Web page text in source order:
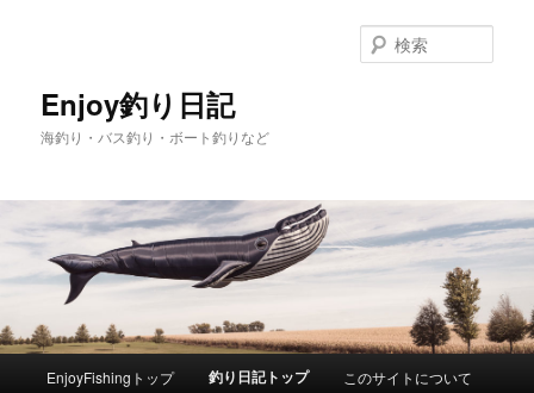
Enjoy釣り日記
海釣り・バス釣り・ボート釣りなど
索
メ
サ
EnjoyFishingトップ 釣り日記トップ このサイトについて